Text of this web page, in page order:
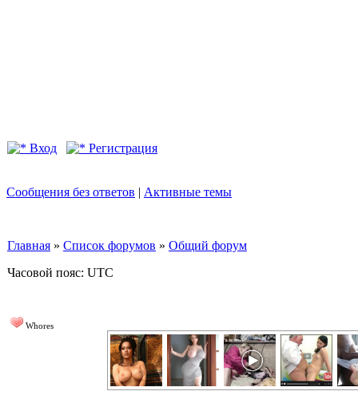
Вход Регистрация
Сообщения без ответов | Активные темы
Главная » Список форумов » Общий форум
Часовой пояс: UTC
Whores